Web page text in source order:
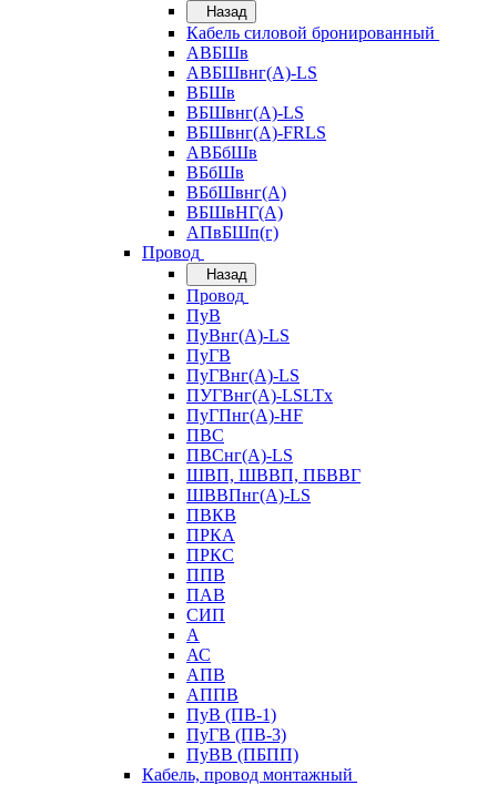
Назад
Кабель силовой бронированный
АВБШв
АВБШвнг(А)-LS
ВБШв
ВБШвнг(А)-LS
ВБШвнг(А)-FRLS
АВБбШв
ВБбШв
ВБбШвнг(А)
ВБШвНГ(А)
АПвБШп(г)
Провод
Назад
Провод
ПуВ
ПуВнг(А)-LS
ПуГВ
ПуГВнг(А)-LS
ПУГВнг(А)-LSLTx
ПуГПнг(А)-HF
ПВС
ПВСнг(А)-LS
ШВП, ШВВП, ПБВВГ
ШВВПнг(А)-LS
ПВКВ
ПРКА
ПРКС
ППВ
ПАВ
СИП
А
АС
АПВ
АППВ
ПуВ (ПВ-1)
ПуГВ (ПВ-3)
ПуВВ (ПБПП)
Кабель, провод монтажный